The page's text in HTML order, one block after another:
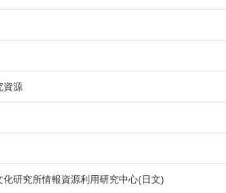
資源
研究所情報資源利用研究中心(日文)